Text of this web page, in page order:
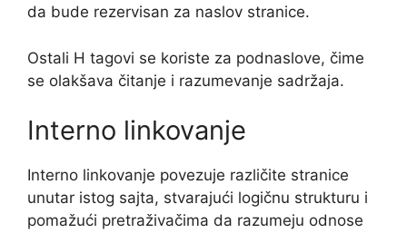
da bude rezervisan za naslov stranice.
Ostali H tagovi se koriste za podnaslove, čime
se olakšava čitanje i razumevanje sadržaja.
Interno linkovanje
Interno linkovanje povezuje različite stranice
unutar istog sajta, stvarajući logičnu strukturu i
pomažući pretraživačima da razumeju odnose